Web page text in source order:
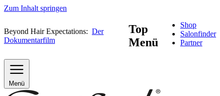
Zum Inhalt springen
Beyond Hair Expectations: Der
Dokumentarfilm
Top
Menü
Shop
Salonfinder
Partner
Menü